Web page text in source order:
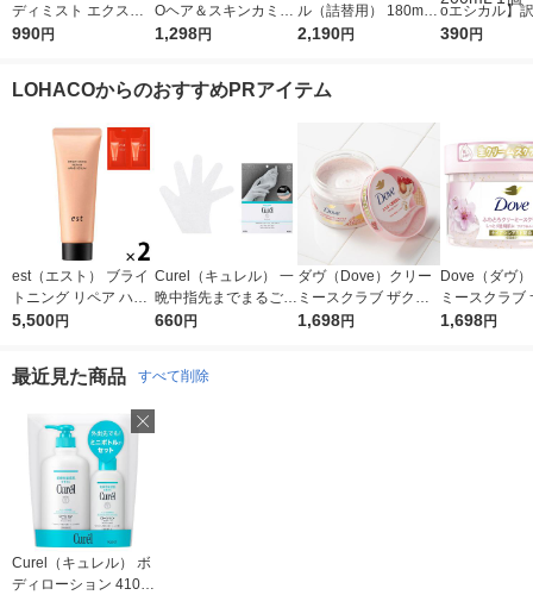
ディミスト エクスト
ラクール １５０ｍＬ
990円
Oヘア＆スキンカミソ
リ 本体 (ハンドルの
1,298円
ル（詰替用） 180mL
良品計画
2,190円
oエシカル】
ョンソンボデ
390円
LOHACOからのおすすめPRアイテム
est（エスト） ブライ
トニング リペア ハン
ドセラム おまけ付き
5,500円
Curel（キュレル） 一
晩中指先までまるごと
守る お手入れ底上げ
660円
ダヴ（Dove）クリー
ミースクラブ ザクロ
＆シアバター 298g ユ
1,698円
Dove（ダヴ
ミースクラブ
＆ムスク
1,698円
最近見た商品 すべて削除
お気に入りに
登録しました
Curel（キュレル） ボ
ディローション 410m